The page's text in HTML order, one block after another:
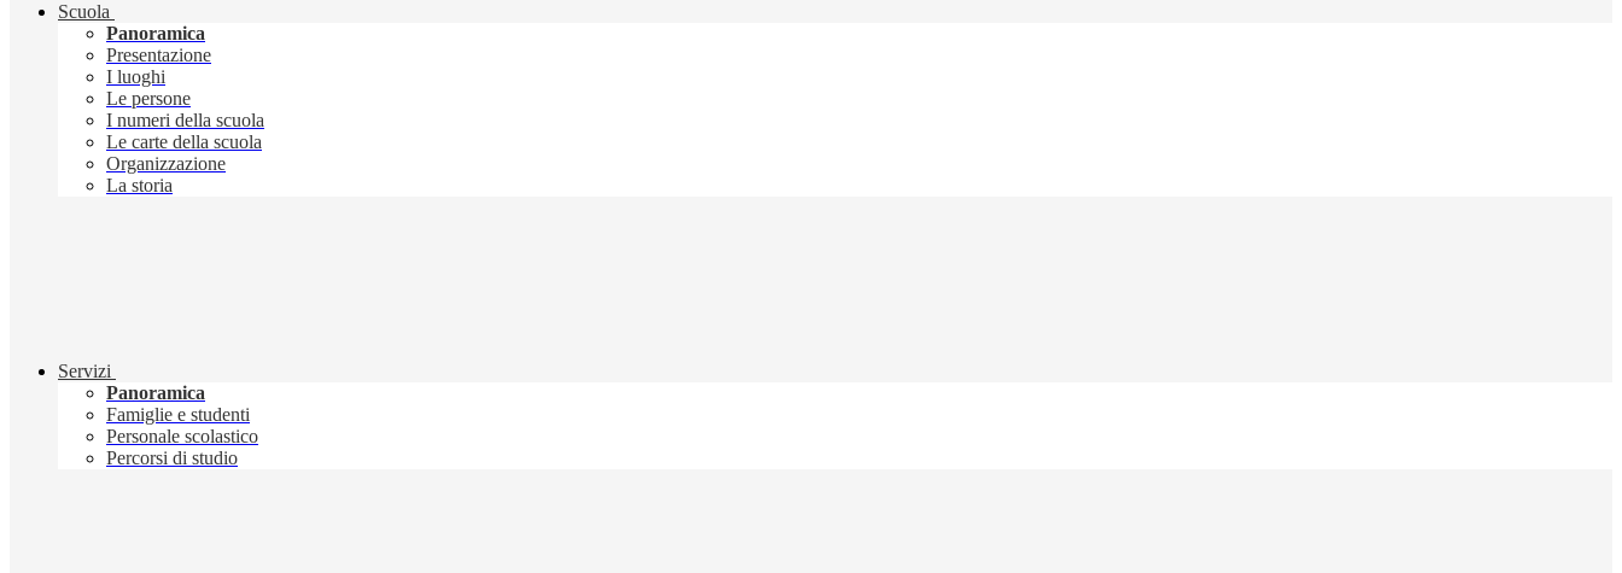
Scuola
Panoramica
Presentazione
I luoghi
Le persone
I numeri della scuola
Le carte della scuola
Organizzazione
La storia
Servizi
Panoramica
Famiglie e studenti
Personale scolastico
Percorsi di studio